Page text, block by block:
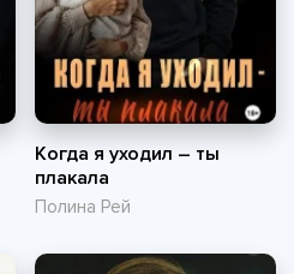
Когда я уходил – ты
плакала
Полина Рей